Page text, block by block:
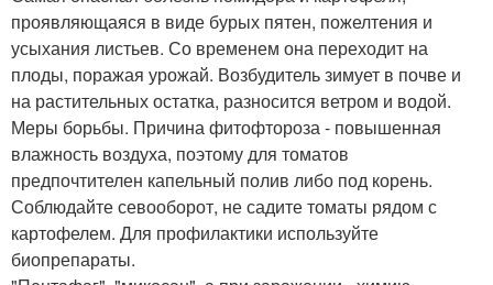
проявляющаяся в виде бурых пятен, пожелтения и
усыхания листьев. Со временем она переходит на
плоды, поражая урожай. Возбудитель зимует в почве и
на растительных остатка, разносится ветром и водой.
Меры борьбы. Причина фитофтороза - повышенная
влажность воздуха, поэтому для томатов
предпочтителен капельный полив либо под корень.
Соблюдайте севооборот, не садите томаты рядом с
картофелем. Для профилактики используйте
биопрепараты.